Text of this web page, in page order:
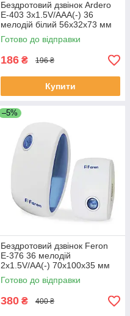
Бездротовий дзвінок Ardero
E-403 3x1.5V/AAA(-) 36
мелодій білий 56х32х73 мм
Готово до відправки
186 ₴ 196 ₴
Купити
–5%
Бездротовий дзвінок Feron
Е-376 36 мелодій
2x1.5V/AA(-) 70х100х35 мм
Готово до відправки
380 ₴ 400 ₴